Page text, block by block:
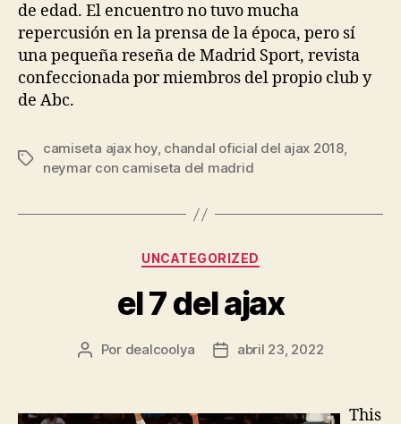
de edad. El encuentro no tuvo mucha
repercusión en la prensa de la época, pero sí
una pequeña reseña de Madrid Sport, revista
confeccionada por miembros del propio club y
de Abc.
Etiquetas
camiseta ajax hoy, chandal oficial del ajax 2018,
neymar con camiseta del madrid
Categorías
UNCATEGORIZED
el 7 del ajax
Autor
Por dealcoolya
Fechaabril 23, 2022
This